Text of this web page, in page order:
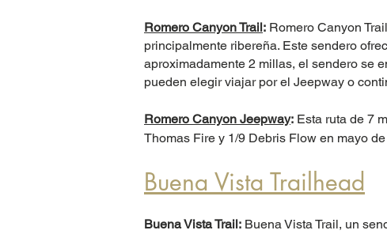
Romero Canyon Trail: Romero Canyon
principalmente ribereña. Este sendero
aproximadamente 2 millas, el sendero se
pueden elegir viajar por el Jeepway o
Romero Canyon Jeepway: Esta ruta de 7
Thomas Fire y 1/9 Debris Flow en mayo
Buena Vista Trailhead
Buena Vista Trail: Buena Vista Trail, un